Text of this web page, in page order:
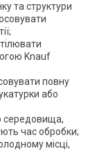
та структури
Knauf
повну
або
середовища,
час обробки;
місці,